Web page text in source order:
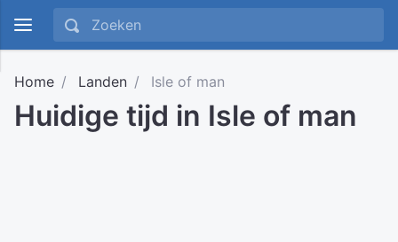
Home Landen Isle of man
Huidige tijd in Isle of man